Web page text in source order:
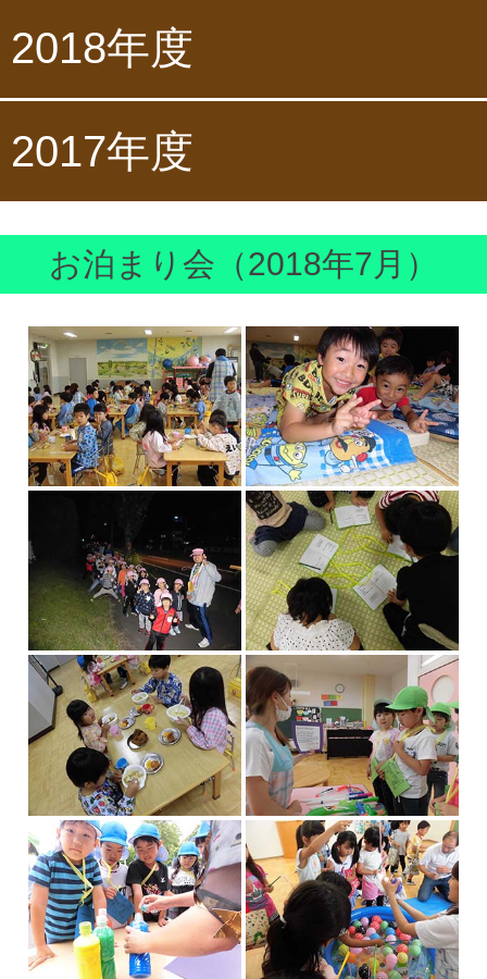
2018年度
2017年度
お泊まり会（2018年7月）